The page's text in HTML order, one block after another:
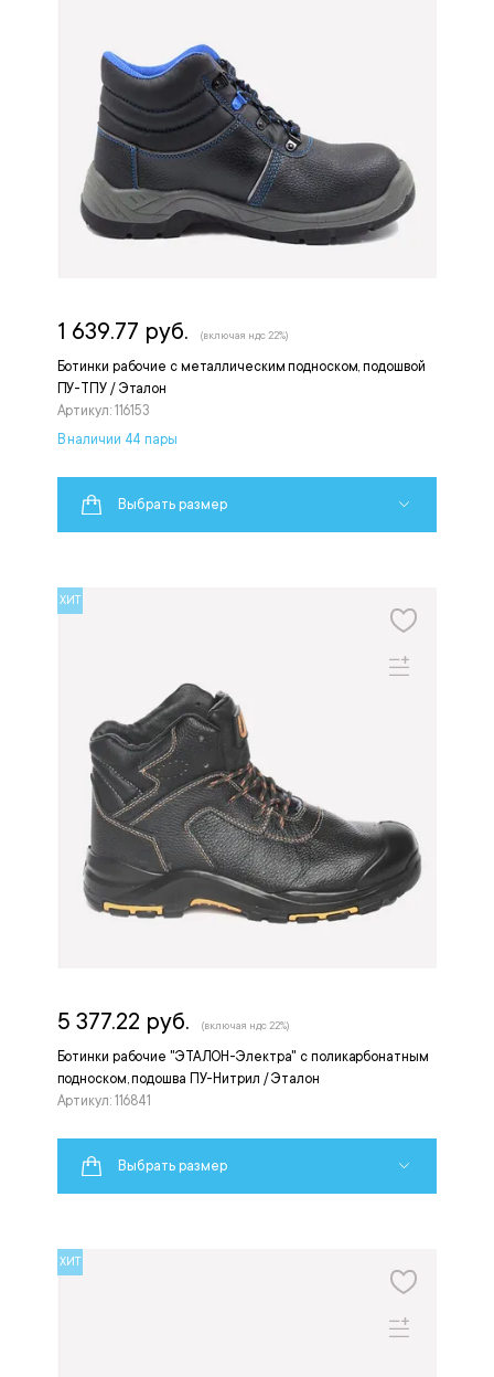
Ботинки рабочие с металлическим подноском, подошвой
ПУ-ТПУ / Эталон
Артикул: 116153
1 639.77 руб. (включая ндс 22%)
В наличии 44 пары
Выбрать размер
ХИТ
Ботинки рабочие "ЭТАЛОН-Электра" с поликарбонатным
подноском, подошва ПУ-Нитрил / Эталон
Артикул: 116841
5 377.22 руб. (включая ндс 22%)
Выбрать размер
ХИТ